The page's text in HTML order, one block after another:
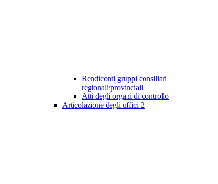
Rendiconti gruppi consiliari
regionali/provinciali
Atti degli organi di controllo
Articolazione degli uffici 2